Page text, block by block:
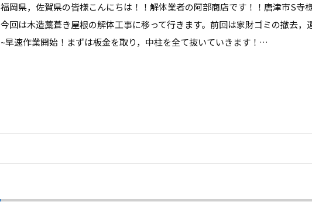
福岡県，佐賀県の皆様こんにちは！！解体業者の阿部商店です！！唐津市S寺
今回は木造藁葺き屋根の解体工事に移って行きます。前回は家財ゴミの撤去
~早速作業開始！まずは板金を取り，中柱を全て抜いていきます！…